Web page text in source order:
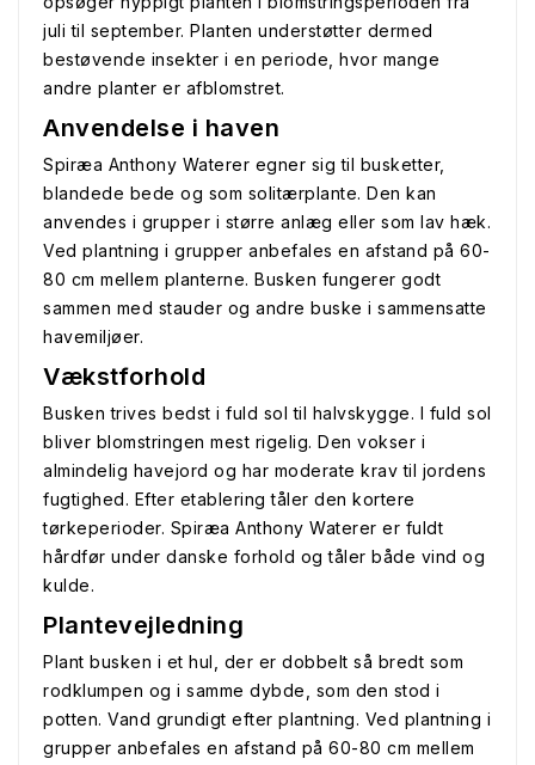
juli til september. Planten understøtter dermed
bestøvende insekter i en periode, hvor mange
andre planter er afblomstret.
Anvendelse i haven
Spiræa Anthony Waterer egner sig til busketter,
blandede bede og som solitærplante. Den kan
anvendes i grupper i større anlæg eller som lav hæk.
Ved plantning i grupper anbefales en afstand på 60-
80 cm mellem planterne. Busken fungerer godt
sammen med stauder og andre buske i sammensatte
havemiljøer.
Vækstforhold
Busken trives bedst i fuld sol til halvskygge. I fuld sol
bliver blomstringen mest rigelig. Den vokser i
almindelig havejord og har moderate krav til jordens
fugtighed. Efter etablering tåler den kortere
tørkeperioder. Spiræa Anthony Waterer er fuldt
hårdfør under danske forhold og tåler både vind og
kulde.
Plantevejledning
Plant busken i et hul, der er dobbelt så bredt som
rodklumpen og i samme dybde, som den stod i
potten. Vand grundigt efter plantning. Ved plantning i
grupper anbefales en afstand på 60-80 cm mellem